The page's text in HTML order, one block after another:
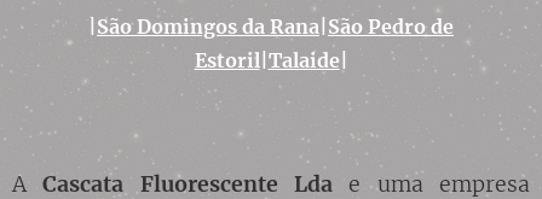
São Domingos da Rana São Pedro de
Estoril Talaide|
ACascata Fluorescente Lda e uma empresa